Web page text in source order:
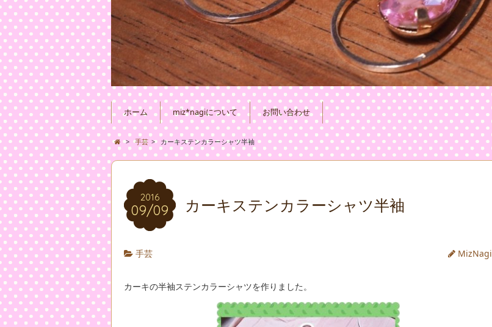
ホーム miz*nagiについて お問い合わせ
> 手芸 > カーキステンカラーシャツ半袖
2016
09/09 カーキステンカラーシャツ半袖
手芸 MizNagi
カーキの半袖ステンカラーシャツを作りました。